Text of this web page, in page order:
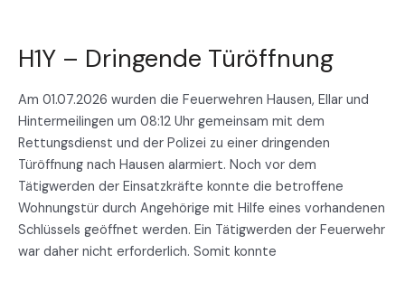
H1Y – Dringende Türöffnung
Am 01.07.2026 wurden die Feuerwehren Hausen, Ellar und
Hintermeilingen um 08:12 Uhr gemeinsam mit dem
Rettungsdienst und der Polizei zu einer dringenden
Türöffnung nach Hausen alarmiert. Noch vor dem
Tätigwerden der Einsatzkräfte konnte die betroffene
Wohnungstür durch Angehörige mit Hilfe eines vorhandenen
Schlüssels geöffnet werden. Ein Tätigwerden der Feuerwehr
war daher nicht erforderlich. Somit konnte
Dringende